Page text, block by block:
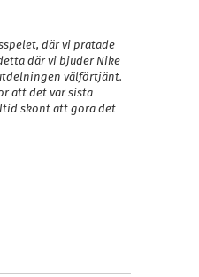
där vi pratade
där vi bjuder Nike
välförtjänt.
att det var sista
skönt att göra det